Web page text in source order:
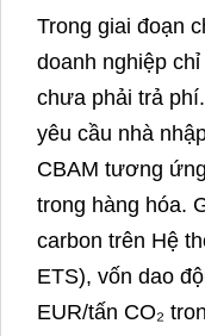
Trong giai đoạn
doanh nghiệp
chưa phải trả
yêu cầu nhà
CBAM tương
trong hàng hóa.
carbon trên Hệ
ETS), vốn dao
EUR/tấn CO₂